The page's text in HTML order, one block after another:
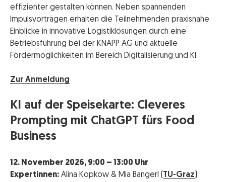
effizienter gestalten können. Neben spannenden
Impulsvorträgen erhalten die Teilnehmenden praxisnahe
Einblicke in innovative Logistiklösungen durch eine
Betriebsführung bei der KNAPP AG und aktuelle
Fördermöglichkeiten im Bereich Digitalisierung und KI.
Zur Anmeldung
KI auf der Speisekarte: Cleveres
Prompting mit ChatGPT fürs Food
Business
12. November 2026, 9:00 – 13:00 Uhr
Expertinnen: Alina Kopkow & Mia Bangerl ( TU-Graz